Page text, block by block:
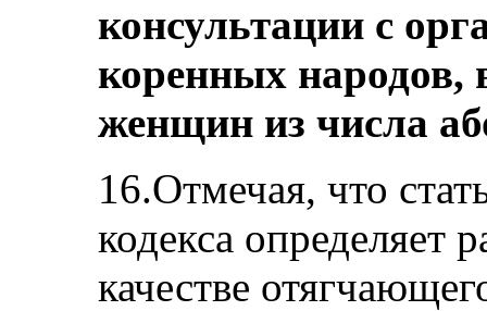
консультации с
коренных народов,
женщин из числа
16.Отмечая, что
кодекса определяет
качестве